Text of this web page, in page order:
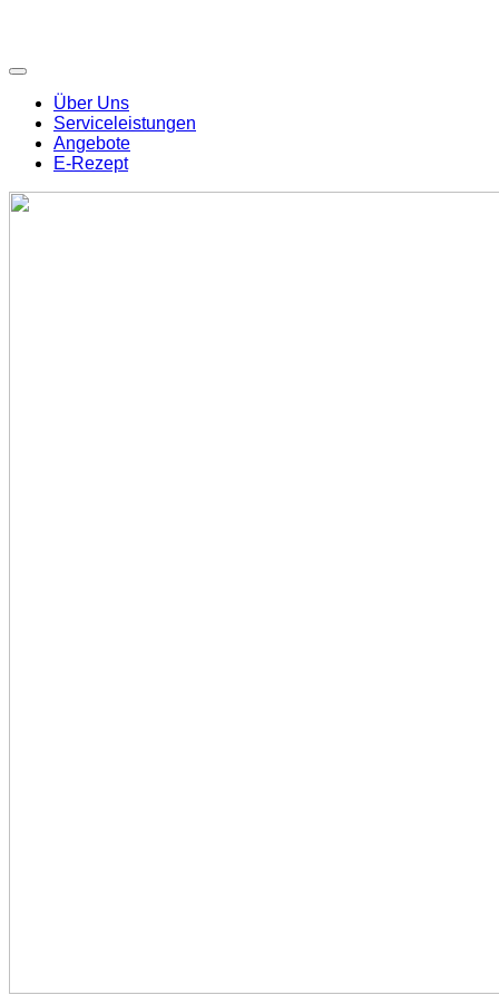
Über Uns
Serviceleistungen
Angebote
E-Rezept